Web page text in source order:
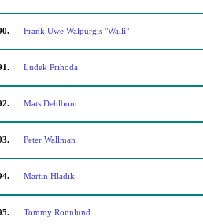
Frank Uwe Walpurgis "Walli"
Ludek Prihoda
Mats Dehlbom
Peter Wallman
Martin Hladik
Tommy Ronnlund